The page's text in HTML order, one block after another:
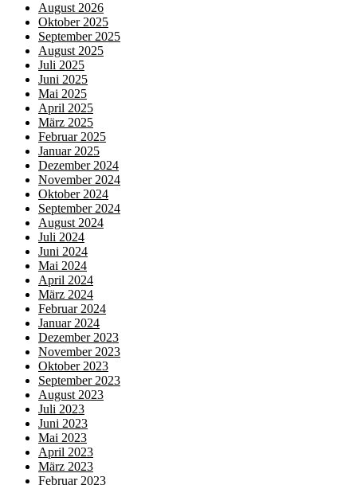
August 2026
Oktober 2025
September 2025
August 2025
Juli 2025
Juni 2025
Mai 2025
April 2025
März 2025
Februar 2025
Januar 2025
Dezember 2024
November 2024
Oktober 2024
September 2024
August 2024
Juli 2024
Juni 2024
Mai 2024
April 2024
März 2024
Februar 2024
Januar 2024
Dezember 2023
November 2023
Oktober 2023
September 2023
August 2023
Juli 2023
Juni 2023
Mai 2023
April 2023
März 2023
Februar 2023